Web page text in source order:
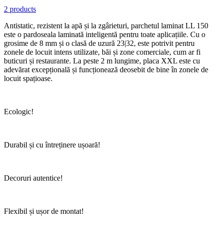
2 products
Antistatic, rezistent la apă și la zgârieturi, parchetul laminat LL 150
este o pardoseala laminată inteligentă pentru toate aplicațiile. Cu o
grosime de 8 mm și o clasă de uzură 23|32, este potrivit pentru
zonele de locuit intens utilizate, băi și zone comerciale, cum ar fi
buticuri și restaurante. La peste 2 m lungime, placa XXL este cu
adevărat excepțională și funcționează deosebit de bine în zonele de
locuit spațioase.
Ecologic!
Durabil și cu întreținere ușoară!
Decoruri autentice!
Flexibil și ușor de montat!